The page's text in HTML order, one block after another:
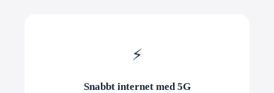
⚡
Snabbt internet med 5G